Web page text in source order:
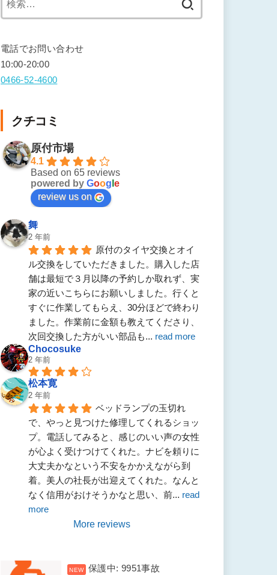
電話でお問い合わせ
10:00-20:00
0466-52-4600
クチコミ
原付市場
4.1
Based on 65 reviews
powered by Goog e
review us on
舞
2 年前
原付のタイヤ交換とオイ
ル交換をしていただきました。購入した店
舗は最短で３月以降の予約しか取れず、実
家の近いこちらにお願いしました。行くと
すぐに作業してもらえ、30分ほどで終わり
ました。作業前に金額も教えてくださり、
次回交換した方がいい部品も... read more
Chocosuke
2 年前
松本寛
2 年前
ベッドランプの玉切れ
で、やっと見つけた修理してくれるショッ
プ。電話してみると、感じのいい声の女性
が心よく受けつけてくれた。ナビを頼りに
大丈夫かなという不安をかかえながら到
着。美人の社長が出迎えてくれた。なんと
なく信用がおけそうかなと思い、前... read
more
More reviews
保護中: 9951事故